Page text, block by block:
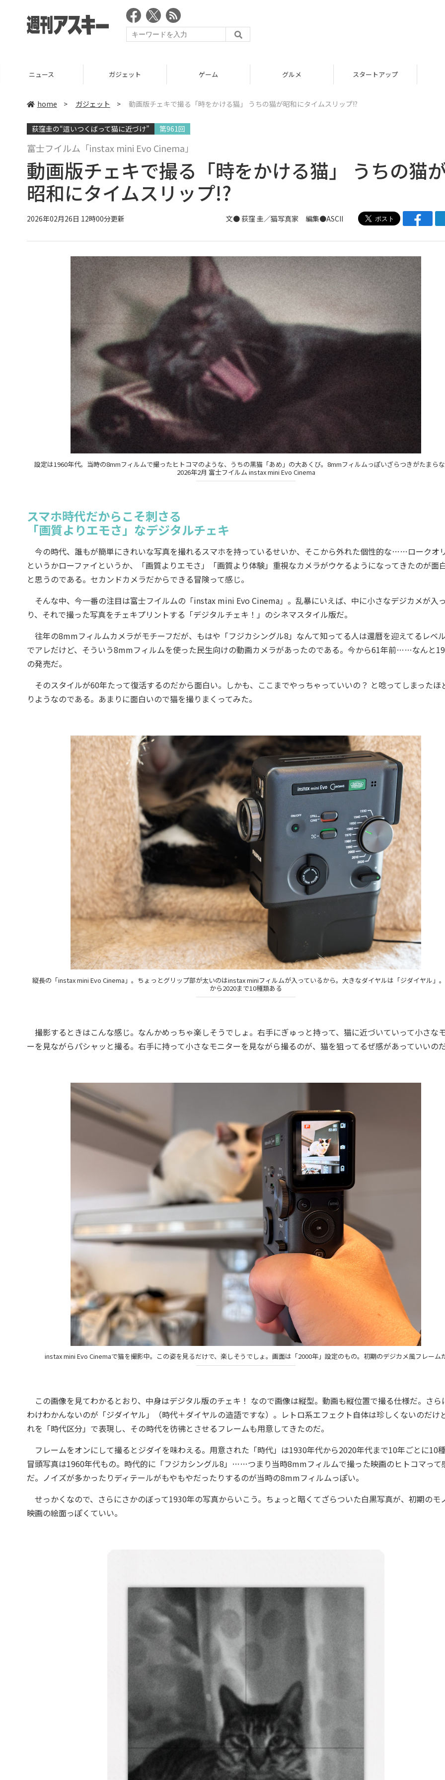
ニュース ガジェット ゲーム グルメ スタートアップ
home > ガジェット > 動画版チェキで撮る「時をかける猫」 うちの猫が昭和にタイムスリップ!?
荻窪圭の“這いつくばって猫に近づけ” 第961回
富士フイルム「instax mini Evo Cinema」
動画版チェキで撮る「時をかける猫」 うちの猫
昭和にタイムスリップ!?
2026年02月26日 12時00分更新 文● 荻窪 圭／猫写真家 編集●ASCII
設定は1960年代。当時の8mmフィルムで撮ったヒトコマのような、うちの黒猫「あめ」の大あくび。8mmフィルムっぽいざらつきがたまら
2026年2月 富士フイルム instax mini Evo Cinema
スマホ時代だからこそ刺さる
「画質よりエモさ」なデジタルチェキ
今の時代、誰もが簡単にきれいな写真を撮れるスマホを持っているせいか、そこから外れた個性的な……ロークオ
というかローファイというか、「画質よりエモさ」「画質より体験」重視なカメラがウケるようになってきたのが面
と思うのである。セカンドカメラだからできる冒険って感じ。
そんな中、今一番の注目は富士フイルムの「instax mini Evo Cinema」。乱暴にいえば、中に小さなデジカメが入
り、それで撮った写真をチェキプリントする「デジタルチェキ！」のシネマスタイル版だ。
往年の8mmフィルムカメラがモチーフだが、もはや「フジカシングル8」なんて知ってる人は還暦を迎えてるレベ
でアレだけど、そういう8mmフィルムを使った民生向けの動画カメラがあったのである。今から61年前……なんと
の発売だ。
そのスタイルが60年たって復活するのだから面白い。しかも、ここまでやっちゃっていいの？ と唸ってしまったほ
りようなのである。あまりに面白いので猫を撮りまくってみた。
縦長の「instax mini Evo Cinema」。ちょっとグリップ部が太いのはinstax miniフィルムが入っているから。大きなダイヤルは「ジダイヤル」
から2020まで10種類ある
撮影するときはこんな感じ。なんかめっちゃ楽しそうでしょ。右手にぎゅっと持って、猫に近づいていって小さな
ーを見ながらパシャッと撮る。右手に持って小さなモニターを見ながら撮るのが、猫を狙ってるぜ感があっていいの
instax mini Evo Cinemaで猫を撮影中。この姿を見るだけで、楽しそうでしょ。画面は「2000年」設定のもの。初期のデジカメ風フレーム
この画像を見てわかるとおり、中身はデジタル版のチェキ！ なので画像は縦型。動画も縦位置で撮る仕様だ。さら
わけわかんないのが「ジダイヤル」（時代＋ダイヤルの造語ですな）。レトロ系エフェクト自体は珍しくないのだけ
れを「時代区分」で表現し、その時代を彷彿とさせるフレームも用意してきたのだ。
フレームをオンにして撮るとジダイを味わえる。用意された「時代」は1930年代から2020年代まで10年ごとに10
冒頭写真は1960年代もの。時代的に「フジカシングル8」……つまり当時8mmフィルムで撮った映画のヒトコマって
だ。ノイズが多かったりディテールがもやもやだったりするのが当時の8mmフィルムっぽい。
せっかくなので、さらにさかのぼって1930年の写真からいこう。ちょっと暗くてざらついた白黒写真が、初期のモ
映画の絵面っぽくていい。